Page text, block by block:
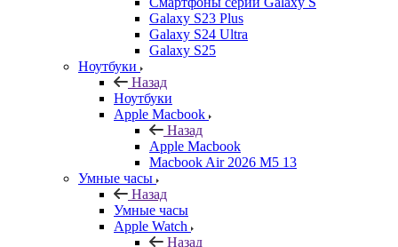
Galaxy S23 Plus
Galaxy S24 Ultra
Galaxy S25
Ноутбуки
Назад
Ноутбуки
Apple Macbook
Назад
Apple Macbook
Macbook Air 2026 M5 13
Умные часы
Назад
Умные часы
Apple Watch
Назад